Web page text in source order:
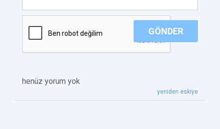
GÖNDER
henüz yorum yok
yeniden eskiye